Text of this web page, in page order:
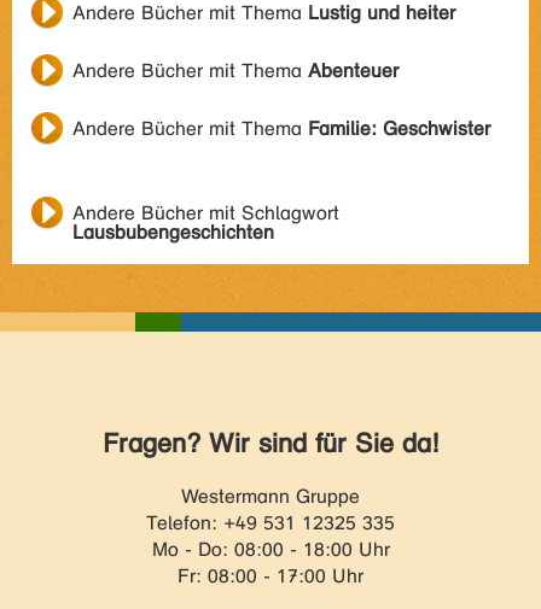
Andere Bücher mit Thema Lustig und heiter
Andere Bücher mit Thema Abenteuer
Andere Bücher mit Thema Familie: Geschwister
Andere Bücher mit Schlagwort
Lausbubengeschichten